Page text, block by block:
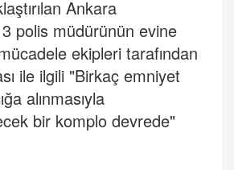
Ankara
polis müdürünün evine
ekipleri tarafından
ile ilgili "Birkaç emniyet
alınmasıyla
bir komplo devrede"